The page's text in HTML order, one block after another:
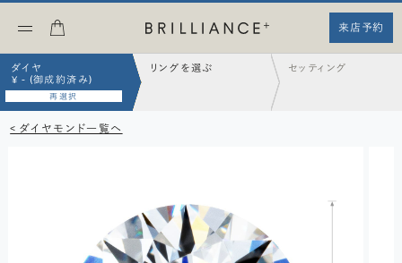
来店予約
ダイヤ
¥ - (御成約済み)
再選択
リングを選ぶ セッティング
< ダイヤモンド一覧へ